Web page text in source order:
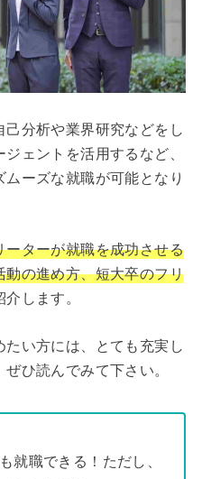
己分析や業界研究などをし
ェントを活用するなど、
ーズな就職が可能となり
ーターが就職を成功させる
の進め方、短大卒のフリ
介します。
い方には、とても充実し
ひ読んでみて下さい。
就職できる！ただし、